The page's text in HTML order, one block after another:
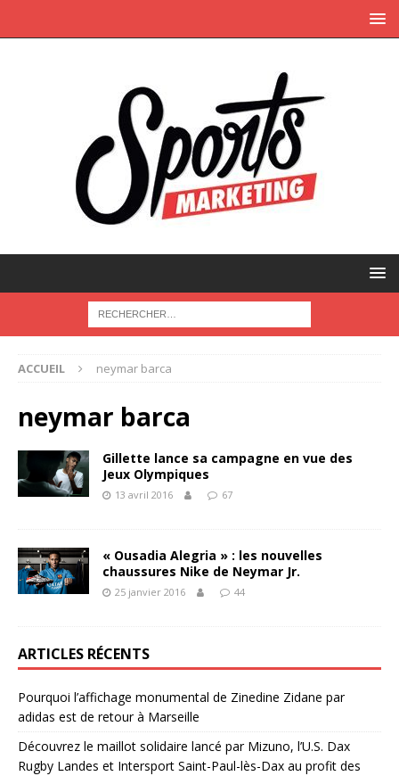
ACCUEIL neymar barca
neymar barca
Gillette lance sa campagne en vue des
Jeux Olympiques
13 avril 2016 67
« Ousadia Alegria » : les nouvelles
chaussures Nike de Neymar Jr.
25 janvier 2016 44
ARTICLES RÉCENTS
Pourquoi l’affichage monumental de Zinedine Zidane par
adidas est de retour à Marseille
Découvrez le maillot solidaire lancé par Mizuno, l’U.S. Dax
Rugby Landes et Intersport Saint-Paul-lès-Dax au profit des